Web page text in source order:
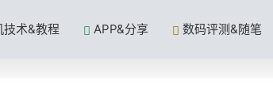
技术&教程 APP&分享 数码评测&随笔